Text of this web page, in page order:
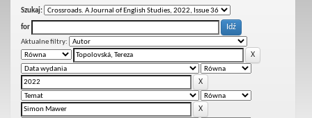
Szukaj:
for
Aktualne filtry: